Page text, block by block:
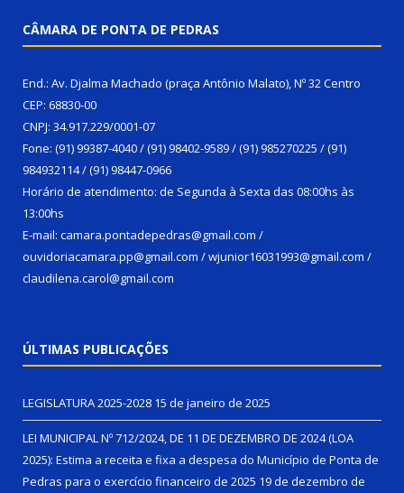
CÂMARA DE PONTA DE PEDRAS
End.: Av. Djalma Machado (praça Antônio Malato), Nº 32 Centro
CEP: 68830-00
CNPJ: 34.917.229/0001-07
Fone: (91) 99387-4040 / (91) 98402-9589 / (91) 985270225 / (91)
984932114 / (91) 98447-0966
Horário de atendimento: de Segunda à Sexta das 08:00hs às
13:00hs
E-mail: camara.pontadepedras@gmail.com /
ouvidoriacamara.pp@gmail.com / wjunior16031993@gmail.com /
claudilena.carol@gmail.com
ÚLTIMAS PUBLICAÇÕES
LEGISLATURA 2025-2028 15 de janeiro de 2025
LEI MUNICIPAL Nº 712/2024, DE 11 DE DEZEMBRO DE 2024 (LOA
2025): Estima a receita e fixa a despesa do Município de Ponta de
Pedras para o exercício financeiro de 2025 19 de dezembro de